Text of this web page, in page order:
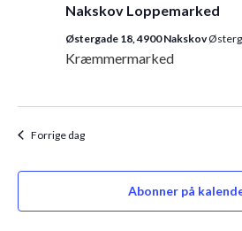
Nakskov Loppemarked
Østergade 18, 4900 Nakskov
Kræmmermarked
Forrige dag
Abonner på